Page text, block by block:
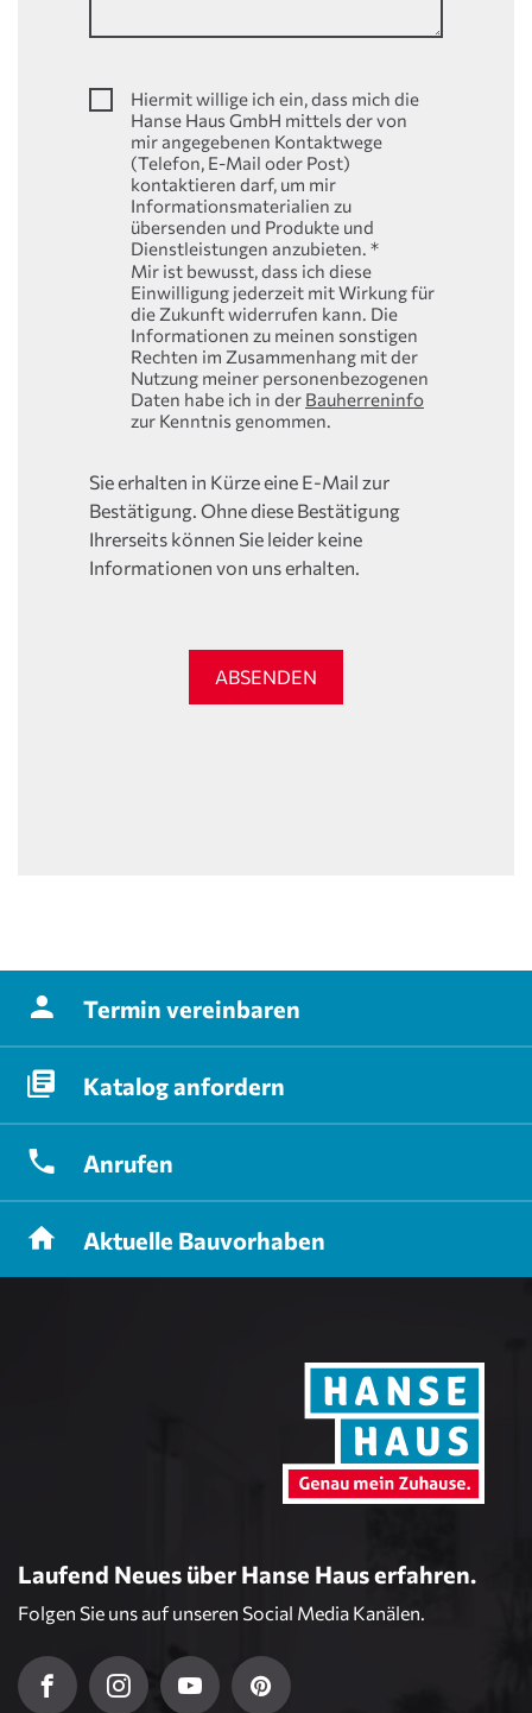
Hiermit willige ich ein, dass mich die
Hanse Haus GmbH mittels der von
mir angegebenen Kontaktwege
(Telefon, E-Mail oder Post)
kontaktieren darf, um mir
Informationsmaterialien zu
übersenden und Produkte und
Dienstleistungen anzubieten. *
Mir ist bewusst, dass ich diese
Einwilligung jederzeit mit Wirkung für
die Zukunft widerrufen kann. Die
Informationen zu meinen sonstigen
Rechten im Zusammenhang mit der
Nutzung meiner personenbezogenen
Daten habe ich in der Bauherreninfo
zur Kenntnis genommen.
Sie erhalten in Kürze eine E-Mail zur
Bestätigung. Ohne diese Bestätigung
Ihrerseits können Sie leider keine
Informationen von uns erhalten.
ABSENDEN
Termin vereinbaren
Kataloganfordern
Anrufen
Aktuelle Bauvorhaben
Laufend Neues über Hanse Haus erfahren.
Folgen Sie uns auf unseren Social Media Kanälen.